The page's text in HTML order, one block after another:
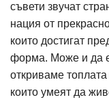
съвети звучат
нация от
които достигат
форма. Може и да
откриваме
които умеят да